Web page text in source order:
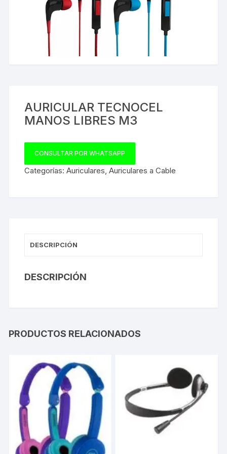
AURICULAR TECNOCEL
MANOS LIBRES M3
CONSULTAR POR WHATSAPP
Categorías:Auriculares,Auriculares a Cable
DESCRIPCIÓN
DESCRIPCIÓN
PRODUCTOS RELACIONADOS